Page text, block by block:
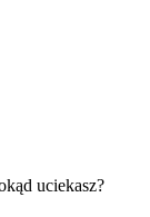
uciekasz?